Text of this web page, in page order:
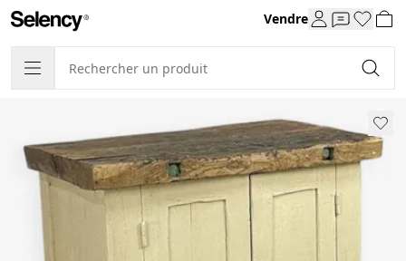
Vendre